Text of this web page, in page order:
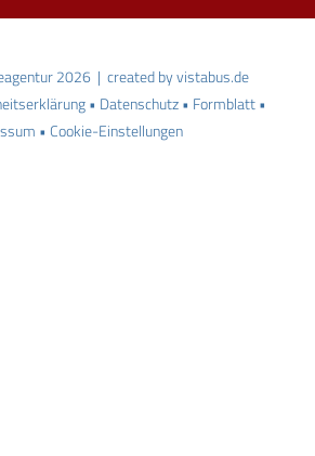
2026 | created byvistabus.de
Datenschutz
Formblatt
Cookie-Einstellungen